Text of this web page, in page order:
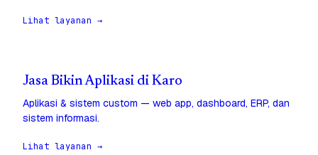
Lihat layanan →
Jasa Bikin Aplikasi di Karo
Aplikasi & sistem custom — web app, dashboard, ERP, dan
sistem informasi.
Lihat layanan →